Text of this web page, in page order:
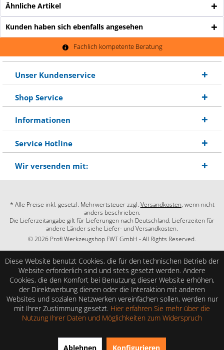
Ähnliche Artikel
Kunden haben sich ebenfalls angesehen
Fachlich kompetente Beratung
Unser Kundenservice
Shop Service
Informationen
Service Hotline
Wir versenden mit:
* Alle Preise inkl. gesetzl. Mehrwertsteuer zzgl. Versandkosten, wenn nicht
anders beschrieben.
Die Lieferzeitangabe gilt für Lieferungen nach Deutschland. Lieferzeiten für
andere Länder siehe Liefer- und Versandkosten.
© 2026 Profi Werkzeugshop FWT GmbH - All Rights Reserved.
Diese Website benutzt Cookies, die für den technischen Betrieb der
Website erforderlich sind und stets gesetzt werden. Andere
Cookies, die den Komfort bei Benutzung dieser Website erhöhen,
der Direktwerbung dienen oder die Interaktion mit anderen
Websites und sozialen Netzwerken vereinfachen sollen, werden nur
mit Ihrer Zustimmung gesetzt. Hier erfahren Sie mehr über die
Nutzung Ihrer Daten und Möglichkeiten zum Widerspruch
Ablehnen Konfigurieren
SEHR GUT (4.86 / 5)
Bewertungen bei: shopauskunft.de, google.com, shopvote.de ⓘ